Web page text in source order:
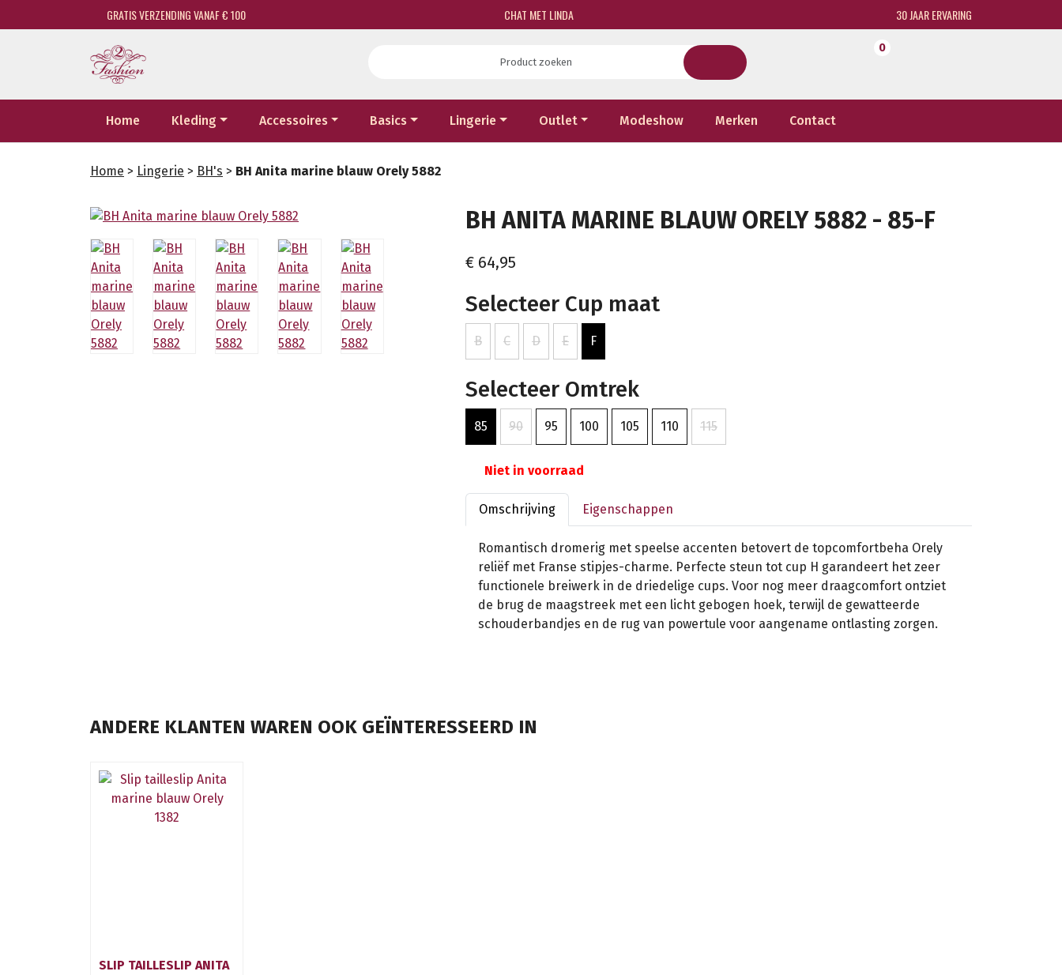
GRATIS VERZENDING VANAF € 100 CHAT MET LINDA 30 JAAR ERVARING
0
Home Kleding Accessoires Basics Lingerie Outlet Modeshow Merken Contact
Home > Lingerie > BH's > BH Anita marine blauw Orely 5882
BH ANITA MARINE BLAUW ORELY 5882 - 85-F
€ 64,95
Selecteer Cup maat
B C D E F
Selecteer Omtrek
85 90 95 100 105 110 115
Niet in voorraad
Omschrijving Eigenschappen
Romantisch dromerig met speelse accenten betovert de topcomfortbeha Orely
reliëf met Franse stipjes-charme. Perfecte steun tot cup H garandeert het zeer
functionele breiwerk in de driedelige cups. Voor nog meer draagcomfort ontziet
de brug de maagstreek met een licht gebogen hoek, terwijl de gewatteerde
schouderbandjes en de rug van powertule voor aangename ontlasting zorgen.
ANDERE KLANTEN WAREN OOK GEÏNTERESSEERD IN
SLIP TAILLESLIP ANITA